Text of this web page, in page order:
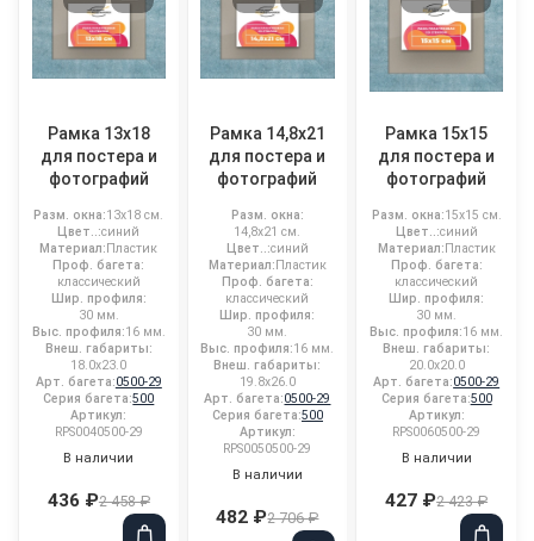
Рамка 13x18
для постера и
фотографий
Разм. окна:13x18 см.
Цвет..:синий
Материал: Пластик
Проф. багета:
классический
Шир. профиля:
30 мм.
Выс. профиля:16 мм.
Внеш. габариты:
18.0x23.0
Арт. багета:0500-29
Серия багета:500
Артикул:
RPS0040500-29
В наличии
436 ₽2 458 ₽
Рамка 14,8x21
для постера и
фотографий
Разм. окна:
14,8x21 см.
Цвет..:синий
Материал: Пластик
Проф. багета:
классический
Шир. профиля:
30 мм.
Выс. профиля:16 мм.
Внеш. габариты:
19.8x26.0
Арт. багета:0500-29
Серия багета:500
Артикул:
RPS0050500-29
В наличии
482 ₽2 706 ₽
Рамка 15x15
для постера и
фотографий
Разм. окна:15x15 см.
Цвет..:синий
Материал: Пластик
Проф. багета:
классический
Шир. профиля:
30 мм.
Выс. профиля:16 мм.
Внеш. габариты:
20.0x20.0
Арт. багета:0500-29
Серия багета:500
Артикул:
RPS0060500-29
В наличии
427 ₽2 423 ₽